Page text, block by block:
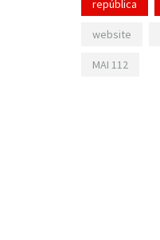
república
website
MAI 112